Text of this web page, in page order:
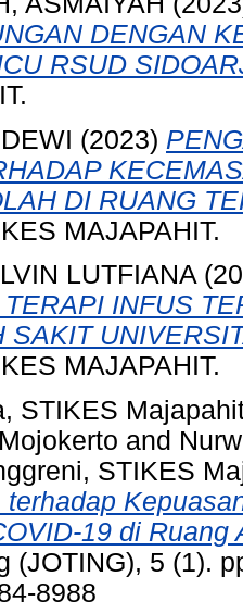
DENGAN
RSUD
(2023)
DI RUANG
MAJAPAHIT.
LUTFIANA
TERAPI INFUS
SAKIT
MAJAPAHIT.
STIKES
and
STIKES
terhadap
19 di Ruang
(JOTING), 5 (1).
8988